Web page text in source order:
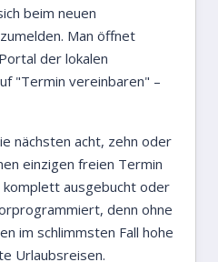
beim neuen
Man öffnet
der lokalen
"Termin vereinbaren" –
nächsten acht, zehn oder
einzigen freien Termin
ausgebucht oder
denn ohne
im schlimmsten Fall hohe
Urlaubsreisen.